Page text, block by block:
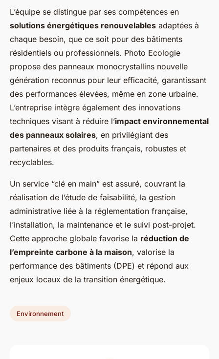
L’équipe se distingue par ses compétences en
solutions énergétiques renouvelables adaptées à
chaque besoin, que ce soit pour des bâtiments
résidentiels ou professionnels. Photo Ecologie
propose des panneaux monocrystallins nouvelle
génération reconnus pour leur efficacité, garantissant
des performances élevées, même en zone urbaine.
L’entreprise intègre également des innovations
techniques visant à réduire l’impact environnemental
des panneaux solaires, en privilégiant des
partenaires et des produits français, robustes et
recyclables.
Un service “clé en main” est assuré, couvrant la
réalisation de l’étude de faisabilité, la gestion
administrative liée à la réglementation française,
l’installation, la maintenance et le suivi post-projet.
Cette approche globale favorise la réduction de
l’empreinte carbone à la maison, valorise la
performance des bâtiments (DPE) et répond aux
enjeux locaux de la transition énergétique.
Environnement